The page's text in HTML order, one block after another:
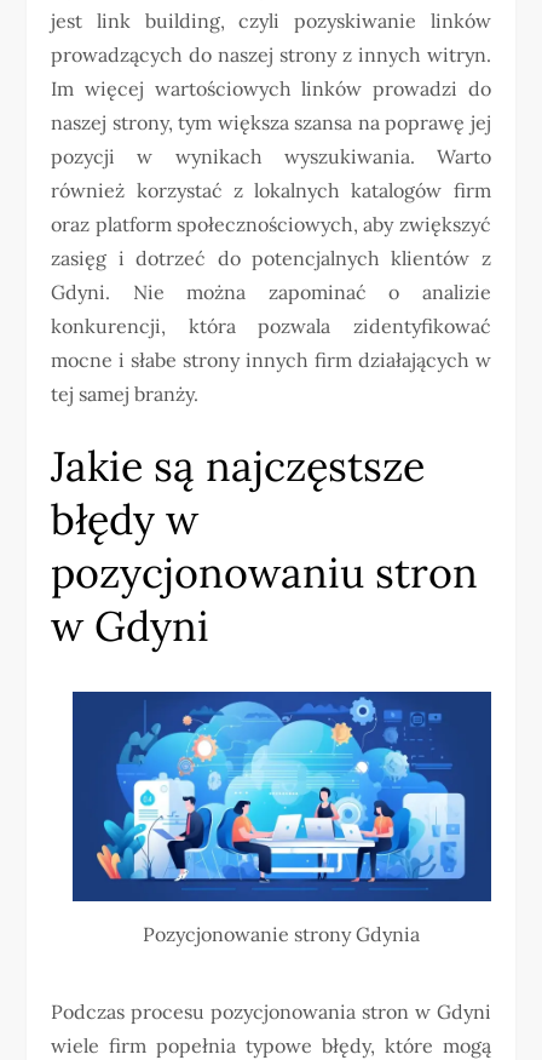
jest link building, czyli pozyskiwanie linków
prowadzących do naszej strony z innych witryn.
Im więcej wartościowych linków prowadzi do
naszej strony, tym większa szansa na poprawę jej
pozycji w wynikach wyszukiwania. Warto
również korzystać z lokalnych katalogów firm
oraz platform społecznościowych, aby zwiększyć
zasięg i dotrzeć do potencjalnych klientów z
Gdyni. Nie można zapominać o analizie
konkurencji, która pozwala zidentyfikować
mocne i słabe strony innych firm działających w
tej samej branży.
Jakie są najczęstsze
błędy w
pozycjonowaniu stron
w Gdyni
Pozycjonowanie strony Gdynia
Podczas procesu pozycjonowania stron w Gdyni
wiele firm popełnia typowe błędy, które mogą